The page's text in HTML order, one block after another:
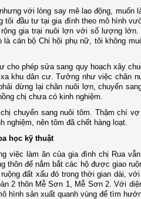
với lòng say mê lao động, muốn
tôi đầu tư tại gia đình theo mô hình
gia trại nuôi lợn với số lượng
cán bộ Chi hội phụ nữ, tôi không
cho phép sửa sang quy hoạch xây
khu dân cư. Tưởng như việc chăn
dừng lại chăn nuôi lợn, chuyển
chị chưa có kinh nghiệm.
chuyển sang nuôi tôm. Thậm chí
nghiệm, nên tôm đã chết hàng loạt.
học kỹ thuật
việc làm ăn của gia đình chị Rua
thôn để nắm bắt các hộ được giao
đất xấu đó trong thời gian dài,
2 thôn Mễ Sơn 1, Mễ Sơn 2. Với
hình sản xuất quanh vùng để tìm